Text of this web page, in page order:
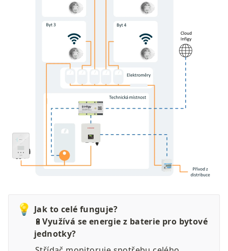
💡
🔋Využívá se energie z baterie pro bytové
jednotky?